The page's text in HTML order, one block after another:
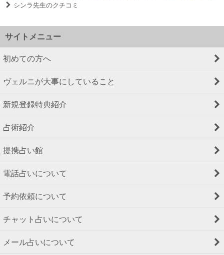
シンラ先生のクチコミ
サイトメニュー
初めての方へ
ヴェルニが大事にしていること
新規登録特典紹介
占術紹介
提携占い館
電話占いについて
予約依頼について
チャット占いについて
メール占いについて